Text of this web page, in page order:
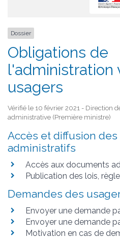
Dossier
Obligations de
l'administration
usagers
Vérifié le 10 février 2021 - Direction
administrative (Première ministre)
Accès et diffusion
administratifs
Accès aux documents
Publication des lois,
Demandes des
Envoyer une demande
Envoyer une demande
Motivation en cas de